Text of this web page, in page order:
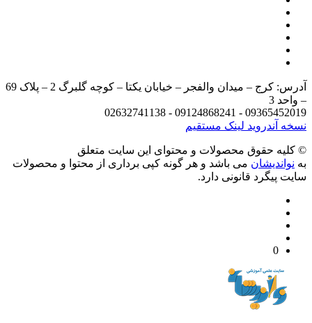
آدرس: کرج – میدان والفجر – خیابان یکتا – کوچه گلبرگ 2 – پلاک 69
3
09365452019 - 09124868241 -
آندرویدلینک مستقیم
حقوق محصولات و محتوای اين سایت متعلق
می باشد و هر گونه کپی برداری از محتوا و محصولات
پیگرد قانونی دارد.